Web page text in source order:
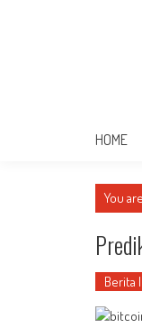
HOME
You
Berita